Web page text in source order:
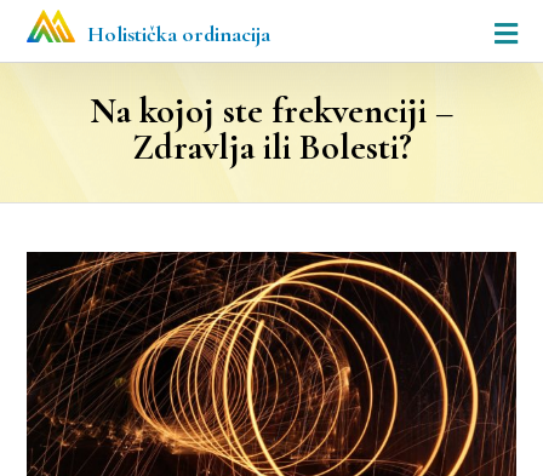
Holistička ordinacija
Na kojoj ste frekvenciji –
Zdravlja ili Bolesti?